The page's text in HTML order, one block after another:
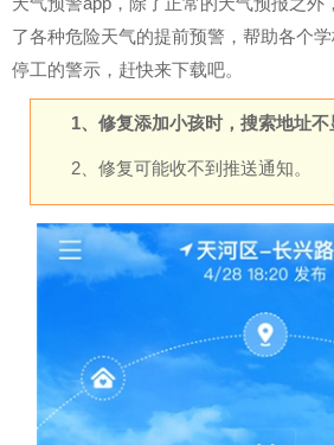
了各种危险天气的提前预警，帮助各个
停工的警示，赶快来下载吧。
1、修复添加小孩时，搜索地址不
2、修复可能收不到推送通知。